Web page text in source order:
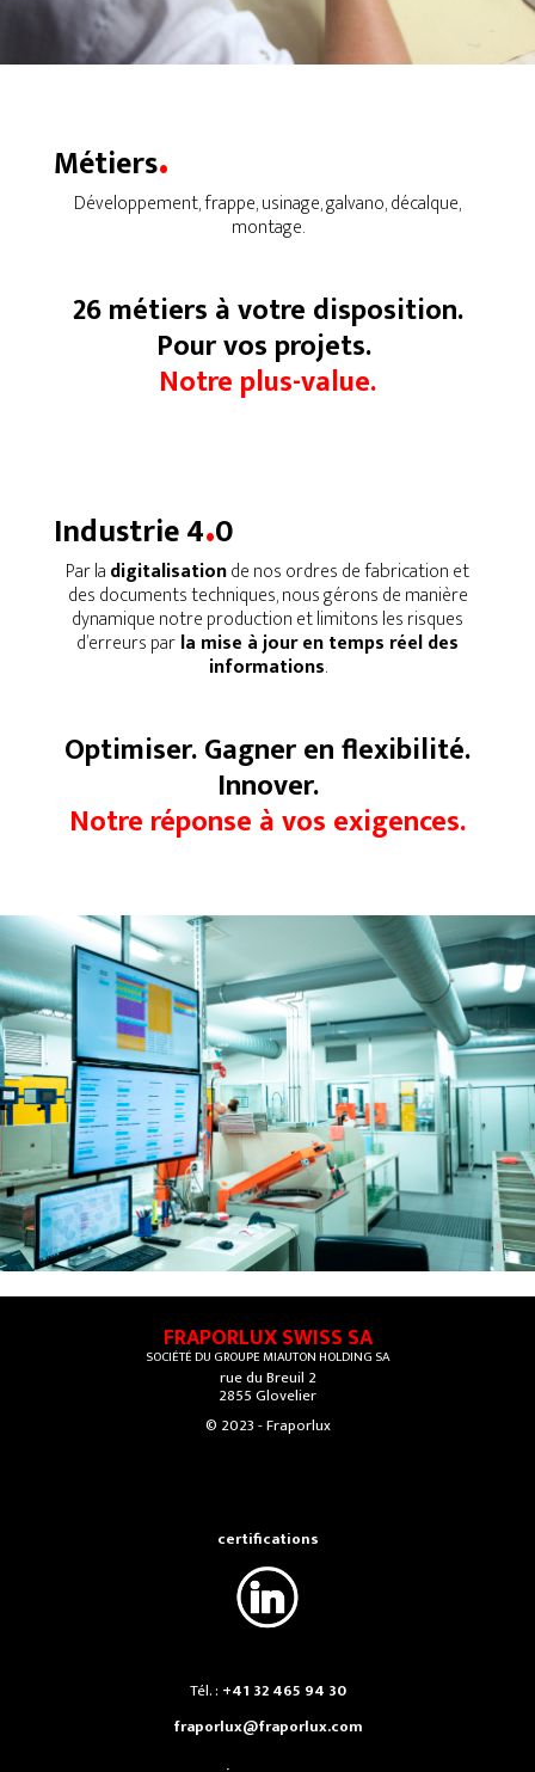
Métiers.
Développement, frappe, usinage, galvano, décalque,
montage.
26 métiers à votre disposition.
Pour vos projets.
Notre plus-value.
Industrie 4.0
Par ladigitalisationde nos ordres de fabrication et
des documents techniques, nous gérons de manière
dynamique notre production et limitons les risques
d’erreurs parla mise à jour en temps réel des
informations.
Optimiser. Gagner en flexibilité.
Innover.
Notre réponse à vos exigences.
FRAPORLUX SWISS SA
SOCIÉTÉ DU GROUPE MIAUTON HOLDING SA
rue du Breuil 2
2855 Glovelier
© 2023 - Fraporlux
certifications
Tél. : +41 32 465 94 30
fraporlux@fraporlux.com